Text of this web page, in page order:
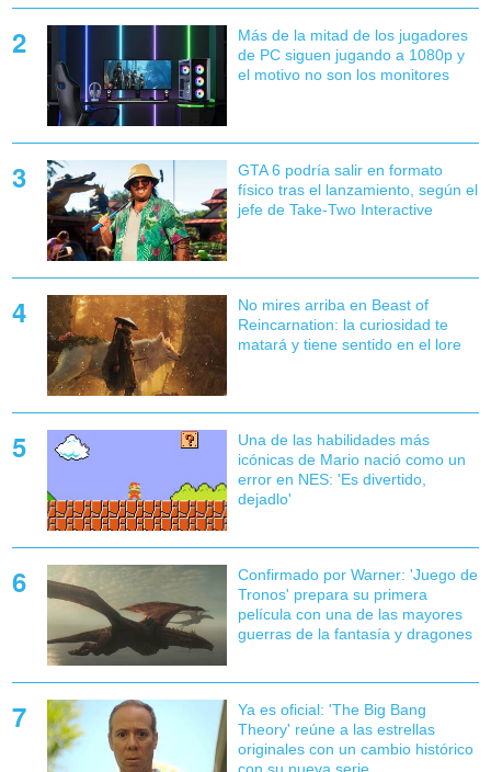
Más de la mitad de los jugadores
de PC siguen jugando a 1080p y
el motivo no son los monitores
GTA 6 podría salir en formato
físico tras el lanzamiento, según el
jefe de Take-Two Interactive
No mires arriba en Beast of
Reincarnation: la curiosidad te
matará y tiene sentido en el lore
Una de las habilidades más
icónicas de Mario nació como un
error en NES: 'Es divertido,
dejadlo'
Confirmado por Warner: 'Juego de
Tronos' prepara su primera
película con una de las mayores
guerras de la fantasía y dragones
Ya es oficial: 'The Big Bang
Theory' reúne a las estrellas
originales con un cambio histórico